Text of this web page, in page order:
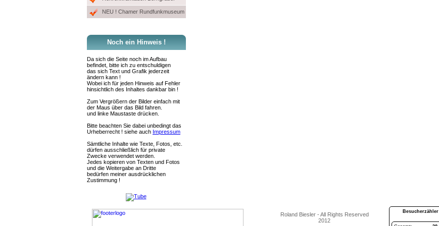
NEU ! Chamer Rundfunkmuseum
Noch ein Hinweis !
Da sich die Seite noch im Aufbau
befindet, bitte ich zu entschuldigen
das sich Text und Grafik jederzeit
ändern kann !
Wobei ich für jeden Hinweis auf Fehler
hinsichtlich des Inhaltes dankbar bin !
Zum Vergrößern der Bilder einfach mit
der Maus über das Bild fahren.
und linke Maustaste drücken.
Bitte beachten Sie dabei unbedingt das
Urheberrecht ! siehe auch Impressum
Sämtliche Inhalte wie Texte, Fotos, etc.
dürfen ausschließlich für private
Zwecke verwendet werden.
Jedes kopieren von Texten und Fotos
und die Weitergabe an Dritte
bedürfen meiner ausdrücklichen
Zustimmung !
Roland Biesler - All Rights Reserved
2012
Besucherzähler